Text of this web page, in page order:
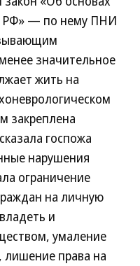
РФ» — по нему ПНИ
значительное
жить на
закреплена
госпожа
нарушения
ограничение
на личную
и
умаление
лишение права на